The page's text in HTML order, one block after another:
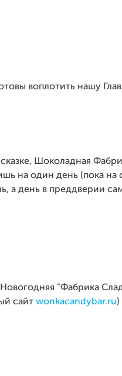
воплотить нашу
Шоколадная
на один день (пока
а день в преддверии
"Фабрика
сайт wonkacandybar.ru)